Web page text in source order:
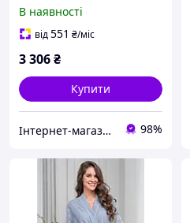
В наявності
від551 ₴/міс
3 306₴
Купити
Інтернет-магазин "Carmen" 98%